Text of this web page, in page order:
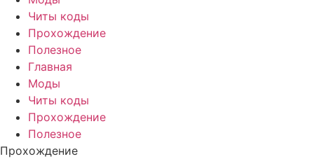
Читы коды
Прохождение
Полезное
Главная
Моды
Читы коды
Прохождение
Полезное
Прохождение